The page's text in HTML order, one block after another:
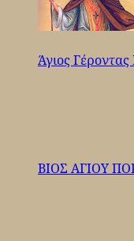
Άγιος Γέροντας
ΒΙΟΣ ΑΓΙΟΥ